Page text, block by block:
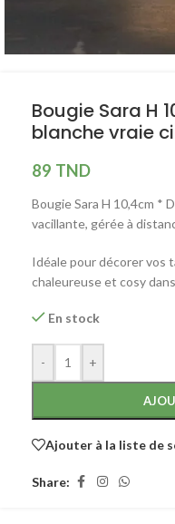
Bougie Sara H
blanche vraie
89 TND
Bougie Sara H 10,4cm *
vacillante, gérée à
Idéale pour décorer vos
chaleureuse et cosy
En stock
- +
Ajouter à la liste de
Share: